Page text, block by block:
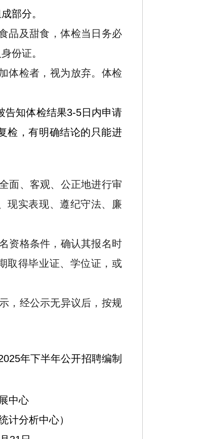
部分。
品及甜食，体检当日务必
份证。
体检者，视为放弃。体检
告知体检结果3-5日内申请
检，有明确结论的只能进
面、客观、公正地进行审
现实表现、遵纪守法、廉
资格条件，确认其报名时
取得毕业证、学位证，或
，经公示无异议后，按规
年下半年公开招聘编制
中心
析中心）